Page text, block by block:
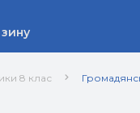
8 клас